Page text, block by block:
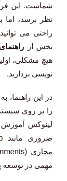
شماست. این
نظر برسد، اما
راحتی می
بخش از
هیچ مشکلی،
نویسی بردارید.
در این
را بر روی
لینوکس آموزش
مهمی در توسعه